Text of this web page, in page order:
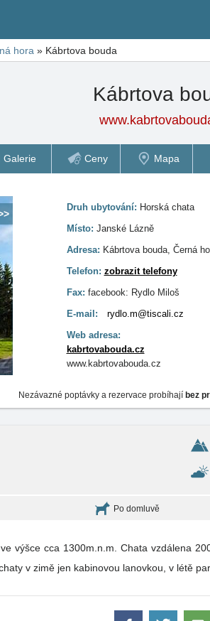
hora » Kábrtova bouda
Kábrtova
Galerie Ceny Mapa
Druh ubytování: Horská chata
Místo: Janské Lázně
Adresa: Kábrtova bouda, Černá
Telefon: zobrazit telefony
Fax: facebook: Rydlo Miloš
E-mail:
rydlo.m@tiscali.cz
Web adresa:
kabrtovabouda.cz
www.kabrtovabouda.cz
Nezávazné poptávky a rezervace probíhají bez
Po domluvě
výšce cca 1300m.n.m. Chata vzdálena
v zimě jen kabinovou lanovkou, v létě